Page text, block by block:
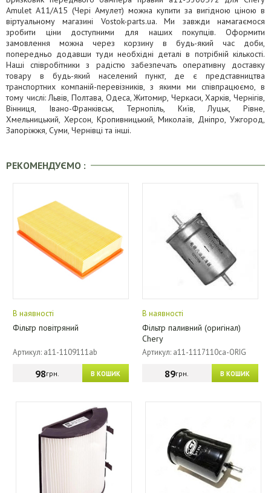
Amulet A11/A15 (Чері Амулет) можна купити за вигідною ціною в
віртуальному магазині Vostok-parts.ua. Ми завжди намагаємося
зробити ціни доступними для наших покупців. Оформити
замовлення можна через корзину в будь-який час доби,
попередньо додавши туди необхідні деталі в потрібній кількості.
Наші співробітники з радістю забезпечать оперативну доставку
товару в будь-який населений пункт, де є представництва
транспортних компаній-перевізників, з якими ми співпрацюємо, в
тому числі: Львів, Полтава, Одеса, Житомир, Черкаси, Харків, Чернігів,
Вінниця, Івано-Франківськ, Тернопіль, Київ, Луцьк, Рівне,
Хмельницький, Херсон, Кропивницький, Миколаїв, Дніпро, Ужгород,
Запоріжжя, Суми, Чернівці та інші.
РЕКОМЕНДУЄМО :
В наявності
Фільтр повітряний
Артикул: a11-1109111ab
В КОШИК
98грн.
В наявності
Фільтр паливний (оригінал)
Chery
Артикул: a11-1117110ca-ORIG
В КОШИК
89грн.